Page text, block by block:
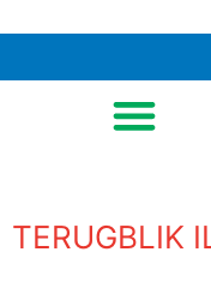
TERUGBLIK